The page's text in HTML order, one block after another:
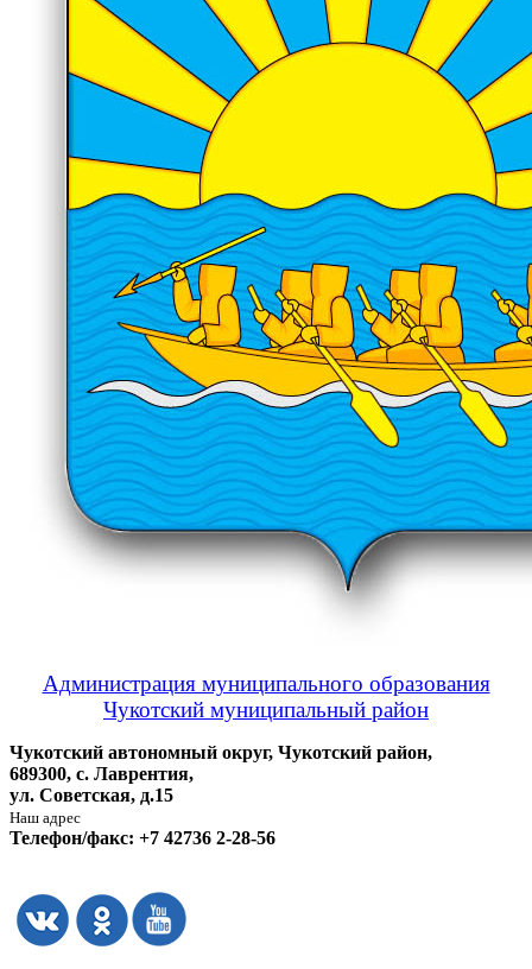
Администрация муниципального образования
Чукотский муниципальный район
Чукотский автономный округ, Чукотский район,
689300, с. Лаврентия,
ул. Советская, д.15
Наш адрес
Телефон/факс: +7 42736 2-28-56